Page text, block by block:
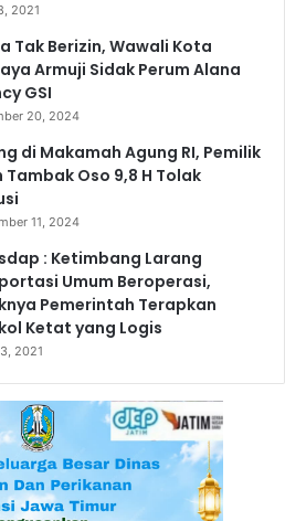
2021
Tak Berizin, Wawali Kota
Armuji Sidak Perum Alana
GSI
20, 2024
di Makamah Agung RI, Pemilik
Tambak Oso 9,8 H Tolak
11, 2024
: Ketimbang Larang
Umum Beroperasi,
Pemerintah Terapkan
Ketat yang Logis
2021